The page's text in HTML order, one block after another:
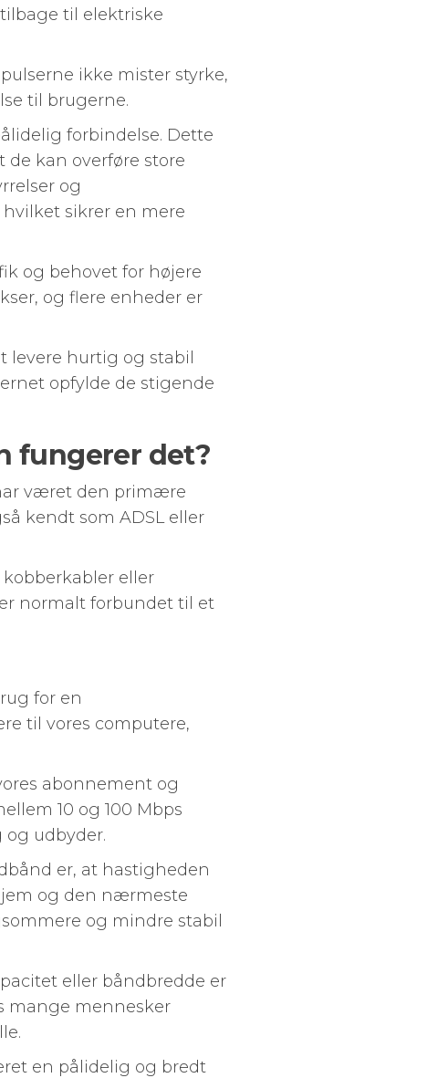
til elektriske
ikke mister styrke,
til brugerne.
forbindelse. Dette
kan overføre store
og
sikrer en mere
og behovet for højere
og flere enheder er
levere hurtig og stabil
opfylde de stigende
fungerer det?
været den primære
kendt som ADSL eller
eller
normalt forbundet til et
for en
til vores computere,
abonnement og
10 og 100 Mbps
udbyder.
er, at hastigheden
og den nærmeste
og mindre stabil
eller båndbredde er
mange mennesker
en pålidelig og bredt